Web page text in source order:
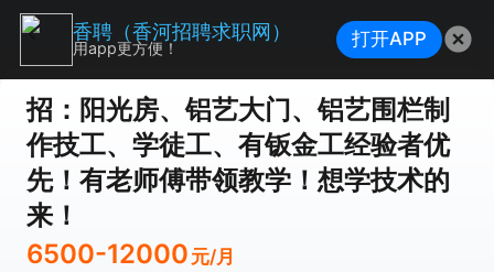
招：阳光房、铝艺大门、铝艺围栏制
作技工、学徒工、有钣金工经验者优
先！有老师傅带领教学！想学技术的
来！
6500-12000 元/月
香聘（香河招聘求职网）
用app更方便！ 打开APP